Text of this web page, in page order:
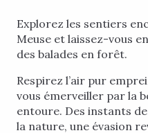
Explorez les sentiers
Meuse et laissez-vous
des balades en forêt.
Respirez l’air pur
vous émerveiller par la
entoure. Des instants
la nature, une évasion